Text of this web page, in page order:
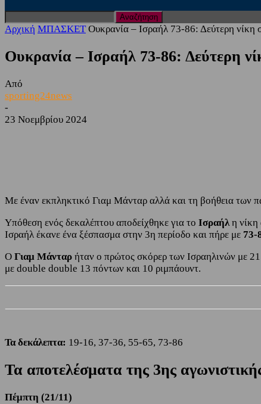
Αρχική ΜΠΑΣΚΕΤ Ουκρανία – Ισραήλ 73-86: Δεύτερη νίκη
Ουκρανία – Ισραήλ 73-86: Δεύτερη
Από
sporting24news
-
23 Νοεμβρίου 2024
Με έναν εκπληκτικό Γιαμ Μάνταρ αλλά και τη βοήθεια των
Υπόθεση ενός δεκαλέπτου αποδείχθηκε για το Ισραήλη νίκη
Ισραήλ έκανε ένα ξέσπασμα στην 3η περίοδο και πήρε με 73-
Ο Γιαμ Μάνταρ ήταν ο πρώτος σκόρερ των Ισραηλινών με
με double double 13 πόντων και 10 ριμπάουντ.
Τα δεκάλεπτα: 19-16, 37-36, 55-65, 73-86
Τα αποτελέσματα της 3ης
Πέμπτη (21/11)